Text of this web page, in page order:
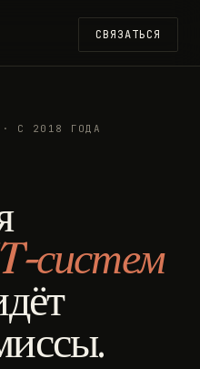
СВЯЗАТЬСЯ
· С 2018 ГОДА
систем